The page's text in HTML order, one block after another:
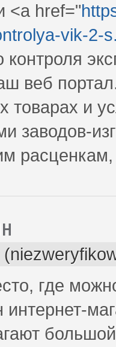
<a href="
vik-2-
контроля
веб
товарах и
заводов-
где